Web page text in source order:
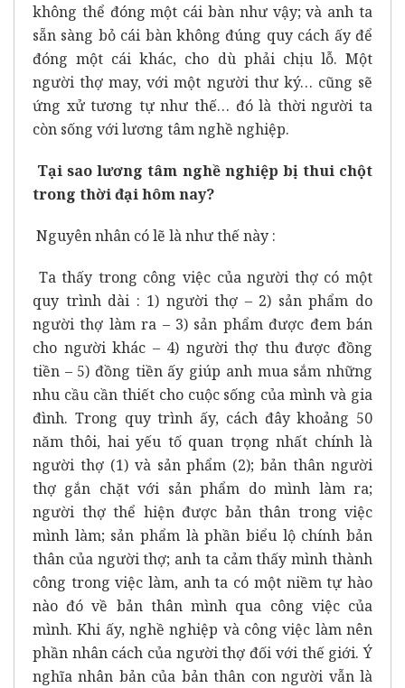
không thể đóng một cái bàn như vậy; và anh ta
sẵn sàng bỏ cái bàn không đúng quy cách ấy để
đóng một cái khác, cho dù phải chịu lỗ. Một
người thợ may, với một người thư ký… cũng sẽ
ứng xử tương tự như thế… đó là thời người ta
còn sống với lương tâm nghề nghiệp.
Tại sao lương tâm nghề nghiệp bị thui chột
trong thời đại hôm nay?
Nguyên nhân có lẽ là như thế này :
Ta thấy trong công việc của người thợ có một
quy trình dài : 1) người thợ – 2) sản phẩm do
người thợ làm ra – 3) sản phẩm được đem bán
cho người khác – 4) người thợ thu được đồng
tiền – 5) đồng tiền ấy giúp anh mua sắm những
nhu cầu cần thiết cho cuộc sống của mình và gia
đình. Trong quy trình ấy, cách đây khoảng 50
năm thôi, hai yếu tố quan trọng nhất chính là
người thợ (1) và sản phẩm (2); bản thân người
thợ gắn chặt với sản phẩm do mình làm ra;
người thợ thể hiện được bản thân trong việc
mình làm; sản phẩm là phần biểu lộ chính bản
thân của người thợ; anh ta cảm thấy mình thành
công trong việc làm, anh ta có một niềm tự hào
nào đó về bản thân mình qua công việc của
mình. Khi ấy, nghề nghiệp và công việc làm nên
phần nhân cách của người thợ đối với thế giới. Ý
nghĩa nhân bản của bản thân con người vẫn là